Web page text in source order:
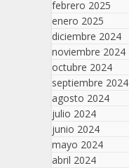
febrero 2025
enero 2025
diciembre 2024
noviembre 2024
octubre 2024
septiembre 2024
agosto 2024
julio 2024
junio 2024
mayo 2024
abril 2024